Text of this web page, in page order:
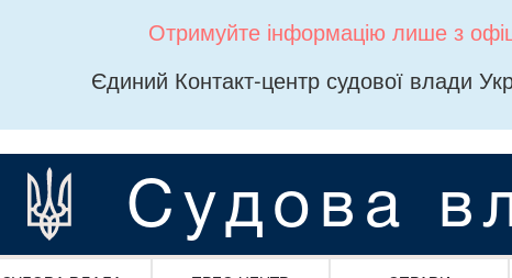
Отримуйте інформацію лише з
Єдиний Контакт-центр судової влади
Судова